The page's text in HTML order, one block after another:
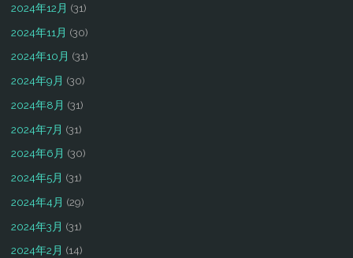
2024年12月 (31)
2024年11月 (30)
2024年10月 (31)
2024年9月 (30)
2024年8月 (31)
2024年7月 (31)
2024年6月 (30)
2024年5月 (31)
2024年4月 (29)
2024年3月 (31)
2024年2月 (14)